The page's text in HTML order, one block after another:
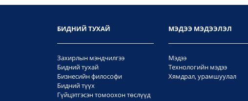
БИДНИЙ ТУХАЙ
Захирлын мэндчилгээ
Бидний тухай
Бизнесийн философи
Бидний түүх
Гүйцэтгэсэн томоохон төслүүд
МЭДЭЭ МЭДЭЭЛЭЛ
Мэдээ
Технологийн мэдээ
Хямдрал, урамшуулал